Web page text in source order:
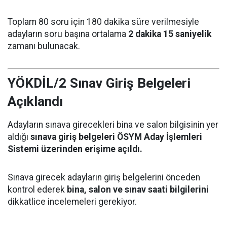
Toplam 80 soru için 180 dakika süre verilmesiyle
adayların soru başına ortalama 2 dakika 15 saniyelik
zamanı bulunacak.
YÖKDİL/2 Sınav Giriş Belgeleri
Açıklandı
Adayların sınava girecekleri bina ve salon bilgisinin yer
aldığı sınava giriş belgeleri ÖSYM Aday İşlemleri
Sistemi üzerinden erişime açıldı.
Sınava girecek adayların giriş belgelerini önceden
kontrol ederek bina, salon ve sınav saati bilgilerini
dikkatlice incelemeleri gerekiyor.